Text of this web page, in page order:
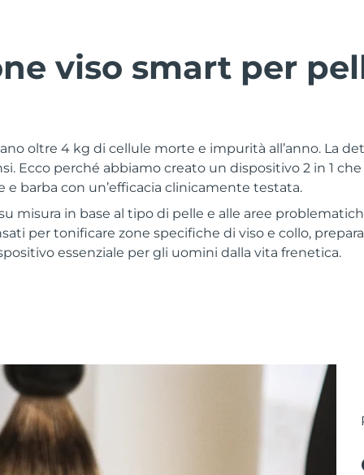
viso smart per
oltre 4 kg di cellule morte e impurità all’anno. La
Ecco perché abbiamo creato un dispositivo 2 in 1
e barba con un’efficacia clinicamente testata.
misura in base al tipo di pelle e alle aree
per tonificare zone specifiche di viso e collo,
essenziale per gli uomini dalla vita frenetica.